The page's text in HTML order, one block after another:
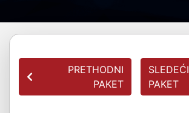
PRETHODNI
PAKET
SLEDEĆI
PAKET